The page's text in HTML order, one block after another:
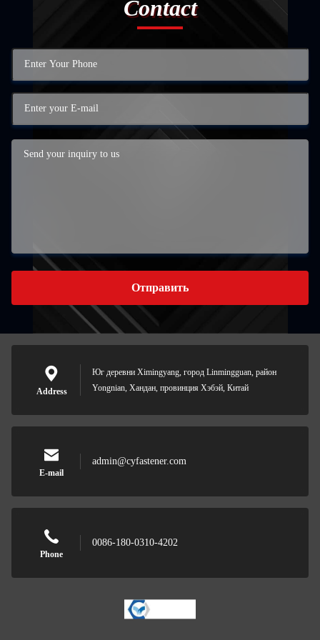
Contact
Отправить
Address
Юг деревни Ximingyang, город Linmingguan, район
Yongnian, Хандан, провинция Хэбэй, Китай
E-mail
admin@cyfastener.com
Phone
0086-180-0310-4202